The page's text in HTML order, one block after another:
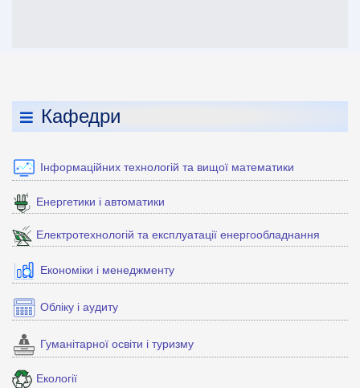
Кафедри
Інформаційних технологій та вищої математики
Енергетики і автоматики
Електротехнологій та експлуатації енергообладнання
Економіки і менеджменту
Обліку і аудиту
Гуманітарної освіти і туризму
Екології